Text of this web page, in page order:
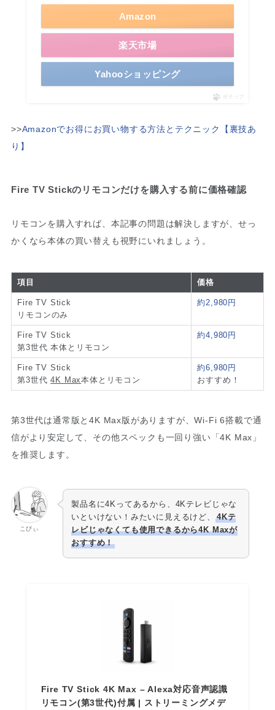
Amazon
楽天市場
Yahooショッピング
ポチップ
>>Amazonでお得にお買い物する方法とテクニック【裏技あ
り】
Fire TV Stickのリモコンだけを購入する前に価格確認
リモコンを購入すれば、本記事の問題は解決しますが、せっ
かくなら本体の買い替えも視野にいれましょう。
項目 価格
Fire TV Stick
リモコンのみ
約2,980円
Fire TV Stick
第3世代 本体とリモコン
約4,980円
Fire TV Stick
第3世代4K Max本体とリモコン
約6,980円
おすすめ！
第3世代は通常版と4K Max版がありますが、Wi-Fi 6搭載で通
信がより安定して、その他スペックも一回り強い「4K Max」
を推奨します。
こびぃ
製品名に4Kってあるから、4Kテレビじゃな
いといけない！みたいに見えるけど、
4Kテ
レビじゃなくても使用できるから4K Maxが
おすすめ！
Fire TV Stick 4K Max – Alexa対応音声認識
リモコン(第3世代)付属 | ストリーミングメデ